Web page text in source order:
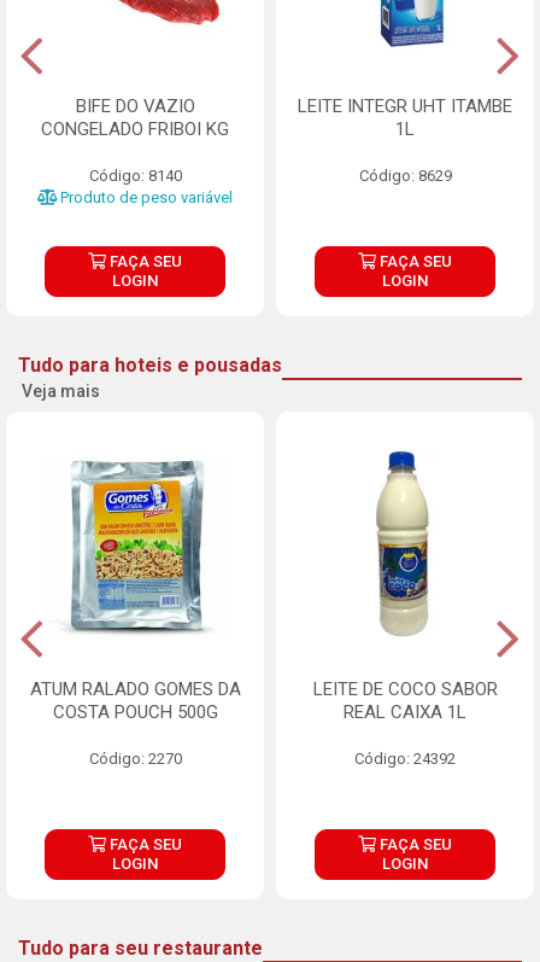
BIFE DO VAZIO
CONGELADO FRIBOI KG
Código: 8140
Produto de peso variável
FAÇA SEU
LOGIN
LEITE INTEGR UHT ITAMBE
1L
Código: 8629
FAÇA SEU
LOGIN
Tudo para hoteis e pousadas
Veja mais
ATUM RALADO GOMES DA
COSTA POUCH 500G
Código: 2270
FAÇA SEU
LOGIN
LEITE DE COCO SABOR
REAL CAIXA 1L
Código: 24392
FAÇA SEU
LOGIN
Tudo para seu restaurante